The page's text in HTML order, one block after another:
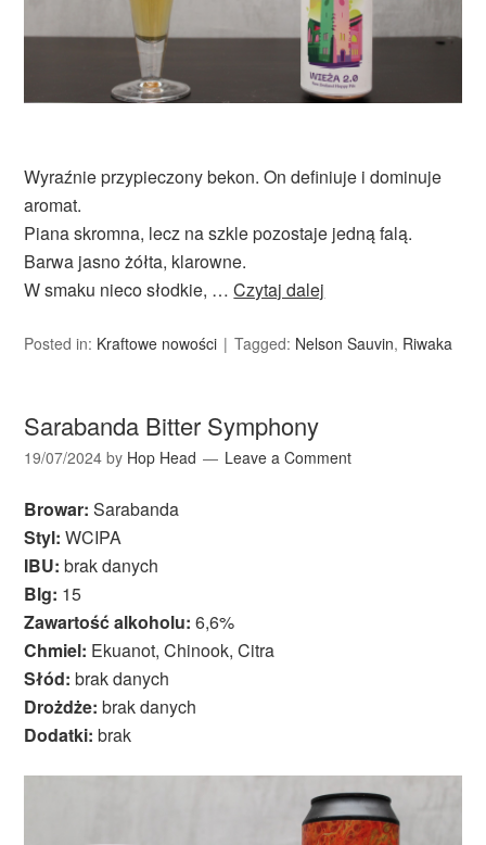
Wyraźnie przypieczony bekon. On definiuje i dominuje
aromat.
Piana skromna, lecz na szkle pozostaje jedną falą.
Barwa jasno żółta, klarowne.
W smaku nieco słodkie, …Czytaj dalej
Posted in: Kraftowe nowości Tagged: Nelson Sauvin, Riwaka
Sarabanda Bitter Symphony
19/07/2024 by Hop Head Leave a Comment
Browar: Sarabanda
Styl: WCIPA
IBU: brak danych
Blg: 15
Zawartość alkoholu: 6,6%
Chmiel: Ekuanot, Chinook, Citra
Słód: brak danych
Drożdże: brak danych
Dodatki: brak